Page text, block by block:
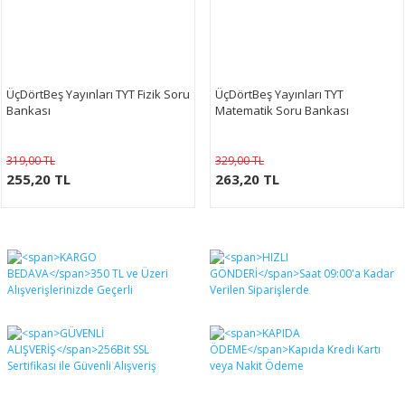
ÜçDörtBeş Yayınları TYT Fizik Soru
Bankası
319,00 TL
255,20 TL
ÜçDörtBeş Yayınları TYT
Matematik Soru Bankası
329,00 TL
263,20 TL